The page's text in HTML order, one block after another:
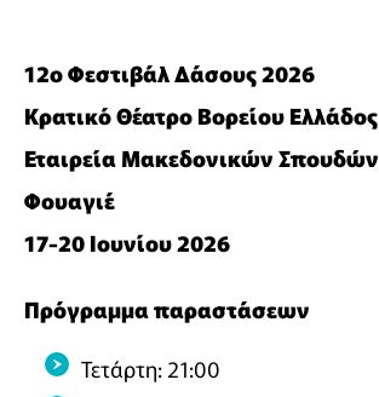
12ο Φεστιβάλ Δάσους 2026
Κρατικό Θέατρο Βορείου Ελλάδος
Εταιρεία Μακεδονικών Σπουδών
Φουαγιέ
17-20 Ιουνίου 2026
Πρόγραμμα παραστάσεων
Τετάρτη: 21:00